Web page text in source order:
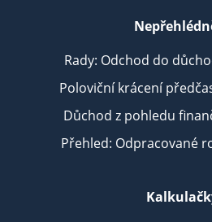
Rady: Odchod do
Poloviční krácení
Důchod z pohledu
Přehled: Odpracované